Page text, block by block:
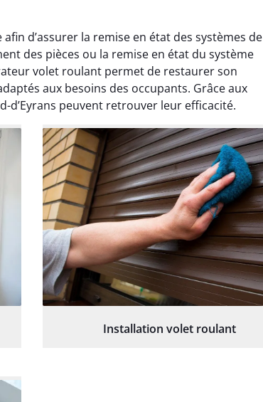
d’assurer la remise en état des systèmes de
des pièces ou la remise en état du système
volet roulant permet de restaurer son
aux besoins des occupants. Grâce aux
peuvent retrouver leur efficacité.
Installation volet roulant